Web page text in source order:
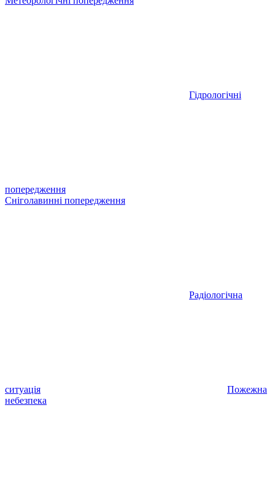
Гідрологічні
попередження
Сніголавинні попередження
Радіологічна
ситуація
Пожежна
небезпека